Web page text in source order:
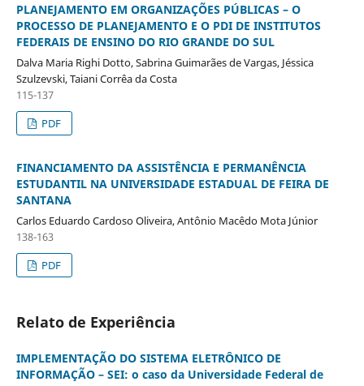
PLANEJAMENTO EM ORGANIZAÇÕES PÚBLICAS – O
PROCESSO DE PLANEJAMENTO E O PDI DE INSTITUTOS
FEDERAIS DE ENSINO DO RIO GRANDE DO SUL
Dalva Maria Righi Dotto, Sabrina Guimarães de Vargas, Jéssica
Szulzevski, Taiani Corrêa da Costa
115-137
PDF
FINANCIAMENTO DA ASSISTÊNCIA E PERMANÊNCIA
ESTUDANTIL NA UNIVERSIDADE ESTADUAL DE FEIRA DE
SANTANA
Carlos Eduardo Cardoso Oliveira, Antônio Macêdo Mota Júnior
138-163
PDF
Relato de Experiência
IMPLEMENTAÇÃO DO SISTEMA ELETRÔNICO DE
INFORMAÇÃO – SEI: o caso da Universidade Federal de